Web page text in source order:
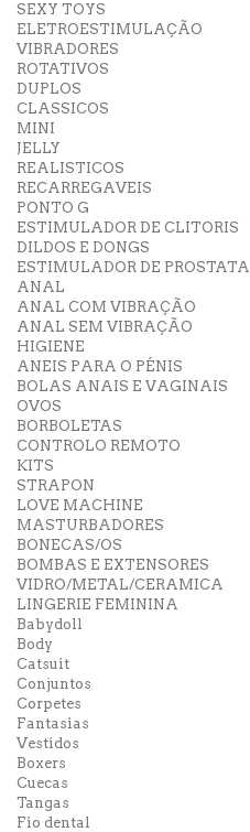
SEXY TOYS
ELETROESTIMULAÇÃO
VIBRADORES
ROTATIVOS
DUPLOS
CLASSICOS
MINI
JELLY
REALISTICOS
RECARREGAVEIS
PONTO G
ESTIMULADOR DE CLITORIS
DILDOS E DONGS
ESTIMULADOR DE PROSTATA
ANAL
ANAL COM VIBRAÇÃO
ANAL SEM VIBRAÇÃO
HIGIENE
ANEIS PARA O PÉNIS
BOLAS ANAIS E VAGINAIS
OVOS
BORBOLETAS
CONTROLO REMOTO
KITS
STRAPON
LOVE MACHINE
MASTURBADORES
BONECAS/OS
BOMBAS E EXTENSORES
VIDRO/METAL/CERAMICA
LINGERIE FEMININA
Babydoll
Body
Catsuit
Conjuntos
Corpetes
Fantasias
Vestidos
Boxers
Cuecas
Tangas
Fio dental